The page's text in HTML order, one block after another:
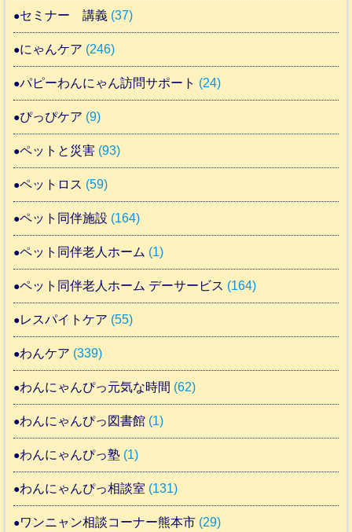
セミナー 講義 (37)
にゃんケア (246)
パピーわんにゃん訪問サポート (24)
ぴっぴケア (9)
ペットと災害 (93)
ペットロス (59)
ペット同伴施設 (164)
ペット同伴老人ホーム (1)
ペット同伴老人ホーム デーサービス (164)
レスパイトケア (55)
わんケア (339)
わんにゃんぴっ元気な時間 (62)
わんにゃんぴっ図書館 (1)
わんにゃんぴっ塾 (1)
わんにゃんぴっ相談室 (131)
ワンニャン相談コーナー熊本市 (29)